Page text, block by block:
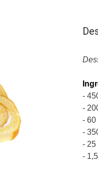
-
-
- 60
-
- 25
-